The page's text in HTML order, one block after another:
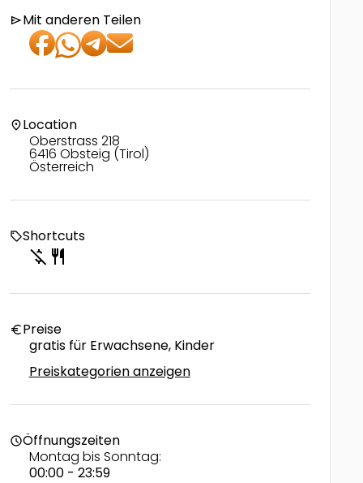
sendMit anderen Teilen
location_onLocation
Oberstrass 218
6416 Obsteig (Tirol)
Österreich
local_offerShortcuts
money_off restaurant
euroPreise
gratis für Erwachsene, Kinder
Preiskategorien anzeigen
scheduleÖffnungszeiten
Montag bis Sonntag:
00:00 - 23:59